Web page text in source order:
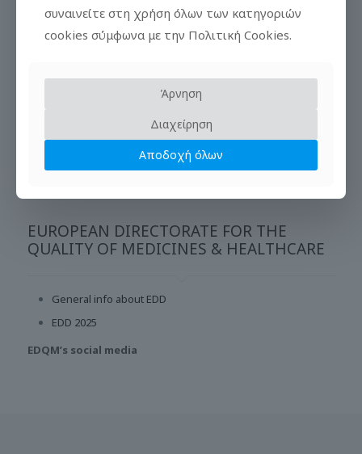
Δελτία Τύπου
EUROPEAN DIRECTORATE FOR THE
QUALITY OF MEDICINES & HEALTHCARE
General info about EDD
EDD 2025
EDQM’s social media
συναινείτε στη χρήση όλων των κατηγοριών
cookies σύμφωνα με την Πολιτική Cookies.
Άρνηση
Διαχείρηση
Αποδοχή όλων